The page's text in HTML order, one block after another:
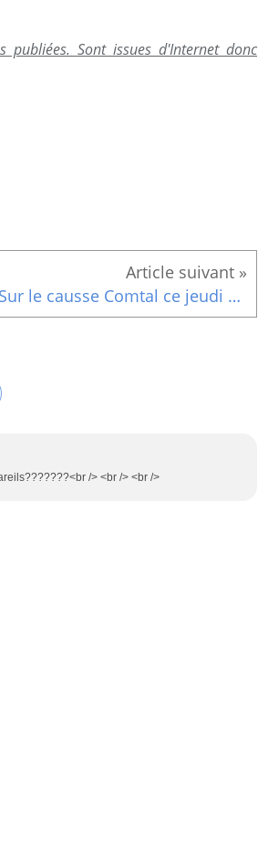
Sont issues d'Internet donc
Sur le causse Comtal ce jeudi 3 Novembre
/> <br /> <br />